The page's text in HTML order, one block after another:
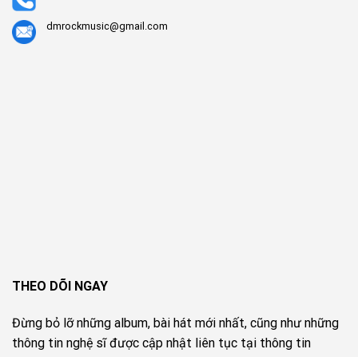
dmrockmusic@gmail.com
THEO DÕI NGAY
Đừng bỏ lỡ những album, bài hát mới nhất, cũng như những
thông tin nghệ sĩ được cập nhật liên tục tại thông tin